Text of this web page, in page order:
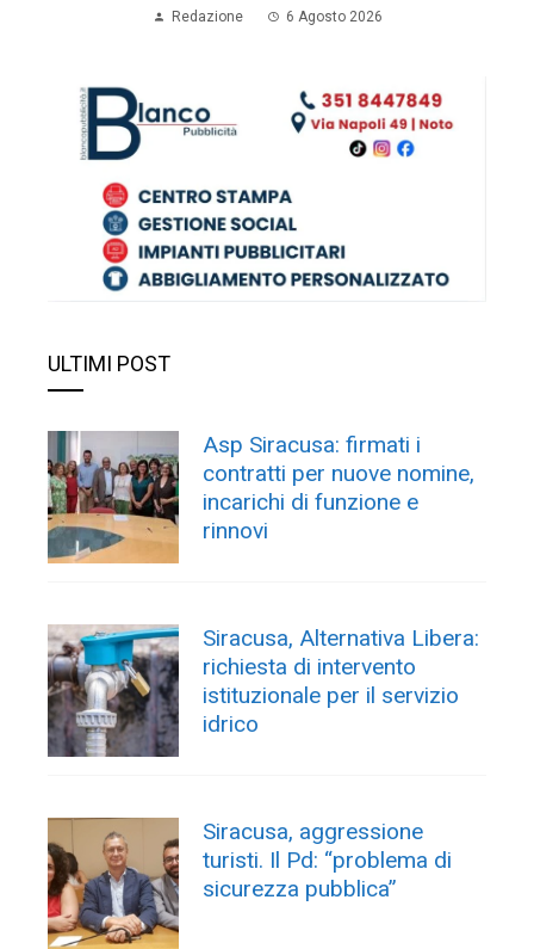
Redazione 6 Agosto 2026
ULTIMI POST
Asp Siracusa: firmati i
contratti per nuove nomine,
incarichi di funzione e
rinnovi
Siracusa, Alternativa Libera:
richiesta di intervento
istituzionale per il servizio
idrico
Siracusa, aggressione
turisti. Il Pd: “problema di
sicurezza pubblica”